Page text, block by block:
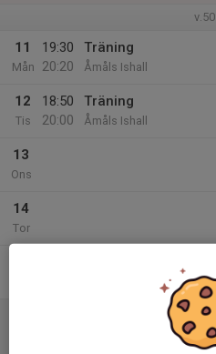
v.50
11
Mån
19:30
20:20
Träning
Åmåls Ishall
12
Tis
18:50
20:00
Träning
Åmåls Ishall
13
Ons
14
Tor
Match mot Grums IK